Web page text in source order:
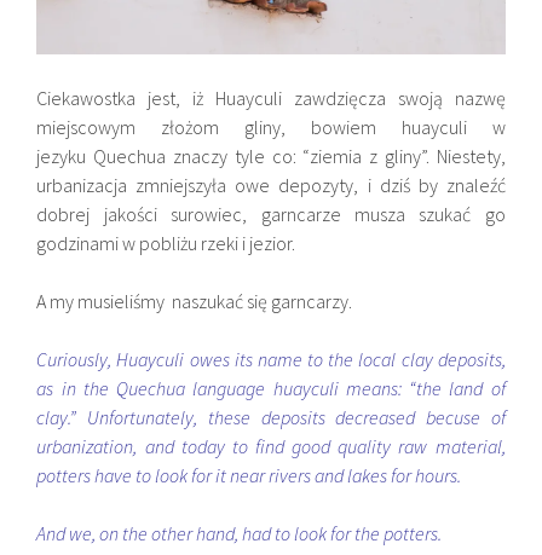
Ciekawostka jest, iż Huayculi zawdzięcza swoją nazwę
miejscowym złożom gliny, bowiem huayculi w
jezyku Quechua znaczy tyle co: “ziemia z gliny”. Niestety,
urbanizacja zmniejszyła owe depozyty, i dziś by znaleźć
dobrej jakości surowiec, garncarze musza szukać go
godzinami w pobliżu rzeki i jezior.
A my musieliśmy naszukać się garncarzy.
Curiously, Huayculi owes its name to the local clay deposits,
as in the Quechua language huayculi means: “the land of
clay.” Unfortunately, these deposits decreased becuse of
urbanization, and today to find good quality raw material,
potters have to look for it near rivers and lakes for hours.
And we, on the other hand, had to look for the potters.